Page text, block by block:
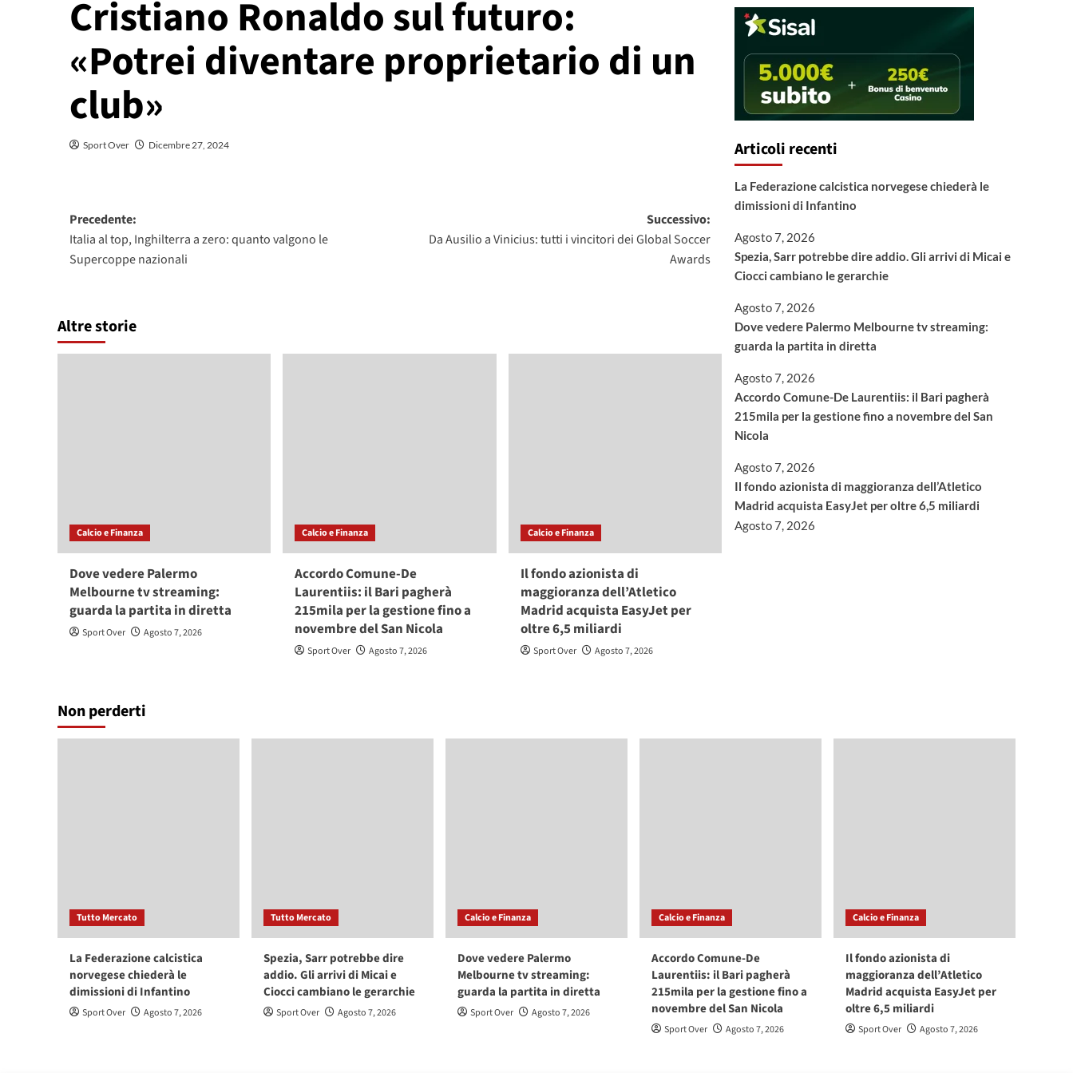
Cristiano Ronaldo sul futuro:
«Potrei diventare proprietario di un
club»
Sport Over Dicembre 27, 2024
Navigazione
articolo
Precedente:
Italia al top, Inghilterra a zero: quanto valgono le
Supercoppe nazionali
Successivo:
Da Ausilio a Vinicius: tutti i vincitori dei Global Soccer
Awards
Altre storie
Calcio e Finanza
Dove vedere Palermo
Melbourne tv streaming:
guarda la partita in diretta
Sport Over Agosto 7, 2026
Calcio e Finanza
Accordo Comune-De
Laurentiis: il Bari pagherà
215mila per la gestione fino a
novembre del San Nicola
Sport Over Agosto 7, 2026
Calcio e Finanza
Il fondo azionista di
maggioranza dell’Atletico
Madrid acquista EasyJet per
oltre 6,5 miliardi
Sport Over Agosto 7, 2026
Articoli recenti
La Federazione calcistica norvegese chiederà le
dimissioni di Infantino
Agosto 7, 2026
Spezia, Sarr potrebbe dire addio. Gli arrivi di Micai e
Ciocci cambiano le gerarchie
Agosto 7, 2026
Dove vedere Palermo Melbourne tv streaming:
guarda la partita in diretta
Agosto 7, 2026
Accordo Comune-De Laurentiis: il Bari pagherà
215mila per la gestione fino a novembre del San
Nicola
Agosto 7, 2026
Il fondo azionista di maggioranza dell’Atletico
Madrid acquista EasyJet per oltre 6,5 miliardi
Agosto 7, 2026
Non perderti
Tutto Mercato
La Federazione calcistica
norvegese chiederà le
dimissioni di Infantino
Sport Over Agosto 7, 2026
Tutto Mercato
Spezia, Sarr potrebbe dire
addio. Gli arrivi di Micai e
Ciocci cambiano le gerarchie
Sport Over Agosto 7, 2026
Calcio e Finanza
Dove vedere Palermo
Melbourne tv streaming:
guarda la partita in diretta
Sport Over Agosto 7, 2026
Calcio e Finanza
Accordo Comune-De
Laurentiis: il Bari pagherà
215mila per la gestione fino a
novembre del San Nicola
Sport Over Agosto 7, 2026
Calcio e Finanza
Il fondo azionista di
maggioranza dell’Atletico
Madrid acquista EasyJet per
oltre 6,5 miliardi
Sport Over Agosto 7, 2026